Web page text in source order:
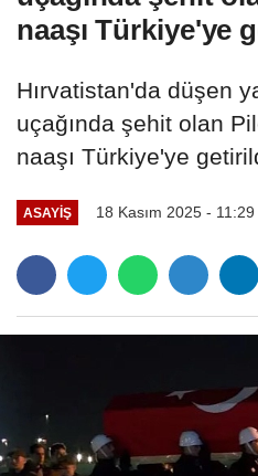
naaşı Türkiye'ye
Hırvatistan'da düşen
uçağında şehit olan
naaşı Türkiye'ye
ASAYIŞ 18 Kasım 2025 - 11:29